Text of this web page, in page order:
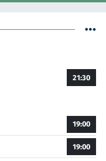
21:30
19:00
19:00